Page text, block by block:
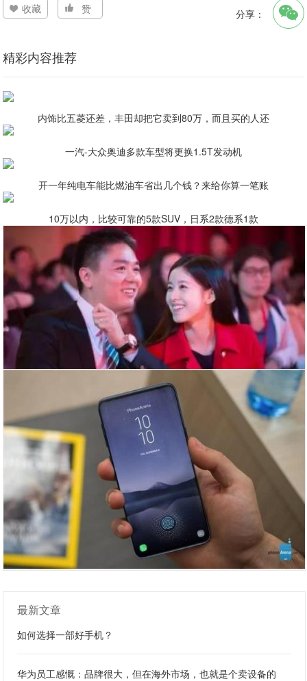
收藏 赞 分享：
精彩内容推荐
内饰比五菱还差，丰田却把它卖到80万，而且买的人还
一汽-大众奥迪多款车型将更换1.5T发动机
开一年纯电车能比燃油车省出几个钱？来给你算一笔账
10万以内，比较可靠的5款SUV，日系2款德系1款
最新文章
如何选择一部好手机？
华为员工感慨：品牌很大，但在海外市场，也就是个卖设备的